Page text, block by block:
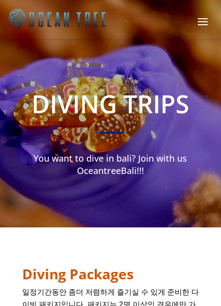
DIVING TRIPS
You want to dive in bali? Join with us
OceantreeBali!!!
Diving Packages
일정기간동안 좀더 저렴하게 즐기실 수 있게 준비한 다
이빙 패키지입니다. 패키지는 2명 이상인 경우에만 가